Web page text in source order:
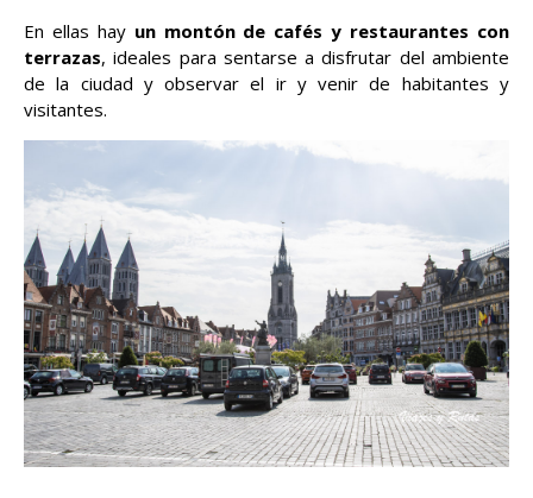
En ellas hay un montón de cafés y restaurantes con
terrazas, ideales para sentarse a disfrutar del ambiente
de la ciudad y observar el ir y venir de habitantes y
visitantes.